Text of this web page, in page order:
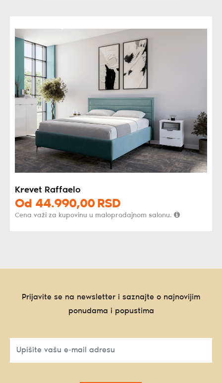
Krevet Raffaelo
Od 44.990,00 RSD
Cena važi za kupovinu u maloprodajnom salonu.
Prijavite se na newsletter i saznajte o najnovijim
ponudama i popustima